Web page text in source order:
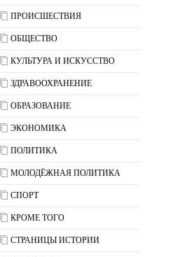
ПРОИСШЕСТВИЯ
ОБЩЕСТВО
КУЛЬТУРА И ИСКУССТВО
ЗДРАВООХРАНЕНИЕ
ОБРАЗОВАНИЕ
ЭКОНОМИКА
ПОЛИТИКА
МОЛОДЁЖНАЯ ПОЛИТИКА
СПОРТ
КРОМЕ ТОГО
СТРАНИЦЫ ИСТОРИИ